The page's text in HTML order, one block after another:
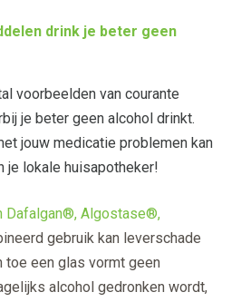
drink je beter geen
voorbeelden van courante
je beter geen alcohol drinkt.
jouw medicatie problemen kan
je lokale huisapotheker!
Dafalgan®, Algostase®,
gebruik kan leverschade
toe een glas vormt geen
alcohol gedronken wordt,